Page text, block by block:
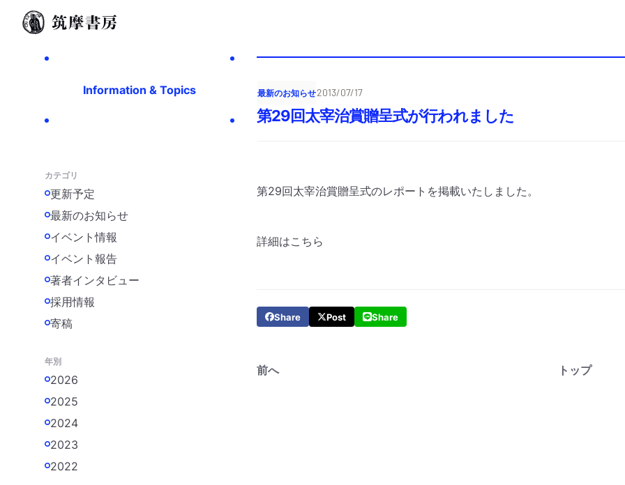
Information & Topics
カテゴリ
更新予定
最新のお知らせ
イベント情報
イベント報告
著者インタビュー
採用情報
寄稿
年別
2026
2025
2024
2023
2022
最新のお知らせ2013/07/17
第29回太宰治賞贈呈式が行われました
第29回太宰治賞贈呈式のレポートを掲載いたしました。
詳細はこちら
Share Post Share
前へ トップ